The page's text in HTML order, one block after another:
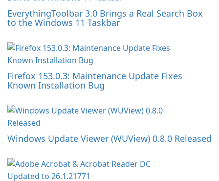
EverythingToolbar 3.0 Brings a Real Search Box
to the Windows 11 Taskbar
Firefox 153.0.3: Maintenance Update Fixes
Known Installation Bug
Windows Update Viewer (WUView) 0.8.0 Released